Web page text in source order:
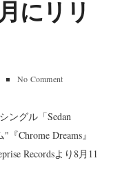
にリリ
No Comment
ングル「Sedan
Chrome Dreams』
Recordsより8月11